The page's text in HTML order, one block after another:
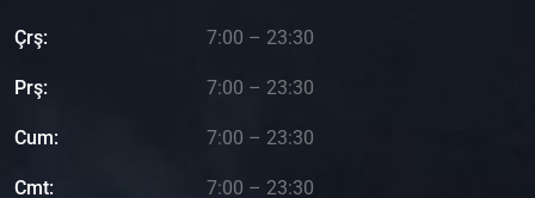
Çrş: 7:00 – 23:30
Prş: 7:00 – 23:30
Cum: 7:00 – 23:30
Cmt: 7:00 – 23:30